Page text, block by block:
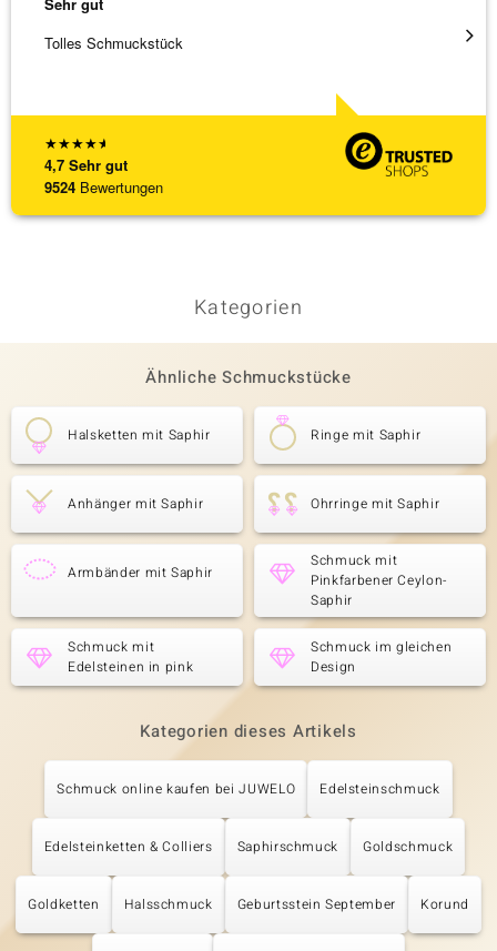
★★★★★
4,7 Sehr gut
9524 Bewertungen
Tolles Schmuckstück
Kategorien
Ähnliche Schmuckstücke
Halsketten mit Saphir Ringe mit Saphir
Anhänger mit Saphir Ohrringe mit Saphir
Armbänder mit Saphir
Schmuck mit
Pinkfarbener Ceylon-
Saphir
Schmuck mit
Edelsteinen in pink
Schmuck im gleichen
Design
Kategorien dieses Artikels
Schmuck online kaufen bei JUWELO Edelsteinschmuck
Edelsteinketten & Colliers Saphirschmuck Goldschmuck
Goldketten Halsschmuck Geburtsstein September Korund